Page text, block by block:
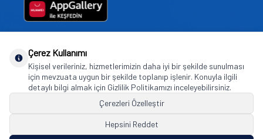
Goodyear (and Winged Foot Design) are trademarks of or licensed to The Goodyear
Tire & Rubber Company used under license by Basbug Group Company,
Istanbul/Türkiye. © 2026 The Goodyear Tire & Rubber Company.
Çerez Kullanımı
Kişisel verileriniz, hizmetlerimizin daha iyi bir şekilde sunulması
için mevzuata uygun bir şekilde toplanıp işlenir. Konuyla ilgili
detaylı bilgi almak için Gizlilik Politikamızı inceleyebilirsiniz.
Çerezleri Özelleştir
Hepsini Reddet